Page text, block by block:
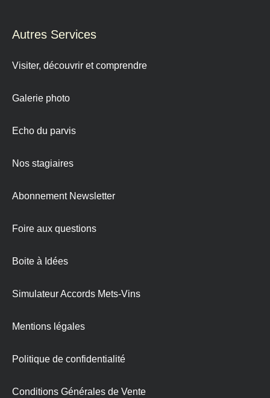
Autres Services
Visiter, découvrir et comprendre
Galerie photo
Echo du parvis
Nos stagiaires
Abonnement Newsletter
Foire aux questions
Boite à Idées
Simulateur Accords Mets-Vins
Mentions légales
Politique de confidentialité
Conditions Générales de Vente